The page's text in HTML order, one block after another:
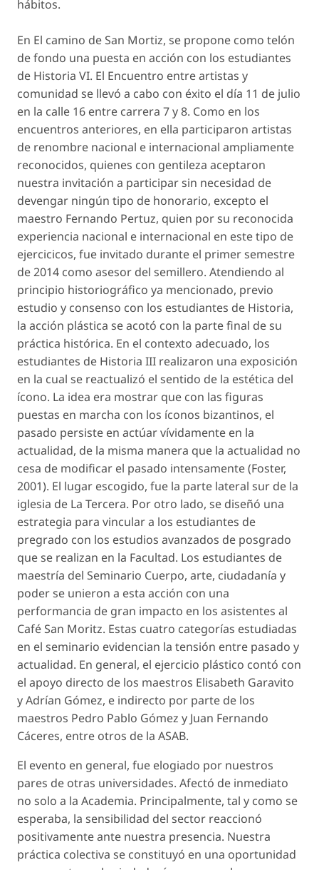
hábitos.
En El camino de San Mortiz, se propone como telón
de fondo una puesta en acción con los estudiantes
de Historia VI. El Encuentro entre artistas y
comunidad se llevó a cabo con éxito el día 11 de julio
en la calle 16 entre carrera 7 y 8. Como en los
encuentros anteriores, en ella participaron artistas
de renombre nacional e internacional ampliamente
reconocidos, quienes con gentileza aceptaron
nuestra invitación a participar sin necesidad de
devengar ningún tipo de honorario, excepto el
maestro Fernando Pertuz, quien por su reconocida
experiencia nacional e internacional en este tipo de
ejercicicos, fue invitado durante el primer semestre
de 2014 como asesor del semillero. Atendiendo al
principio historiográfico ya mencionado, previo
estudio y consenso con los estudiantes de Historia,
la acción plástica se acotó con la parte final de su
práctica histórica. En el contexto adecuado, los
estudiantes de Historia III realizaron una exposición
en la cual se reactualizó el sentido de la estética del
ícono. La idea era mostrar que con las figuras
puestas en marcha con los íconos bizantinos, el
pasado persiste en actúar vívidamente en la
actualidad, de la misma manera que la actualidad no
cesa de modificar el pasado intensamente (Foster,
2001). El lugar escogido, fue la parte lateral sur de la
iglesia de La Tercera. Por otro lado, se diseñó una
estrategia para vincular a los estudiantes de
pregrado con los estudios avanzados de posgrado
que se realizan en la Facultad. Los estudiantes de
maestría del Seminario Cuerpo, arte, ciudadanía y
poderse unieron a esta acción con una
performancia de gran impacto en los asistentes al
Café San Moritz. Estas cuatro categorías estudiadas
en el seminario evidencian la tensión entre pasado y
actualidad. En general, el ejercicio plástico contó con
el apoyo directo de los maestros Elisabeth Garavito
y Adrían Gómez, e indirecto por parte de los
maestros Pedro Pablo Gómez y Juan Fernando
Cáceres, entre otros de la ASAB.
El evento en general, fue elogiado por nuestros
pares de otras universidades. Afectó de inmediato
no solo a la Academia. Principalmente, tal y como se
esperaba, la sensibilidad del sector reaccionó
positivamente ante nuestra presencia. Nuestra
práctica colectiva se constituyó en una oportunidad